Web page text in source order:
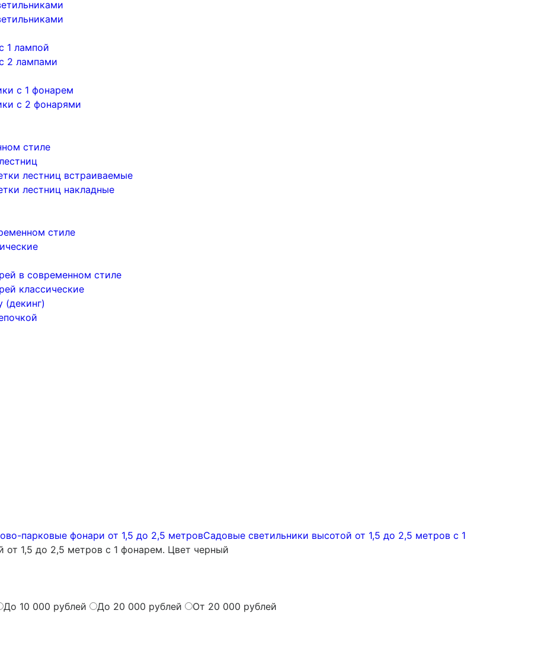
1 лампой
2 лампами
с 1 фонарем
с 2 фонарями
стиле
лестниц встраиваемые
лестниц накладные
стиле
в современном стиле
классические
(декинг)
парковые фонари от 1,5 до 2,5 метровСадовые светильники высотой от 1,5 до 2,5 метров с 1
от 1,5 до 2,5 метров с 1 фонарем. Цвет черный
До 10 000 рублей До 20 000 рублей
От 20 000 рублей